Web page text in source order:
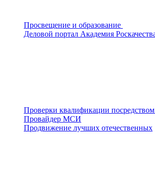
Просвещение и образование
Деловой портал Академия
Проверки квалификации
Провайдер МСИ
Продвижение лучших отечественных